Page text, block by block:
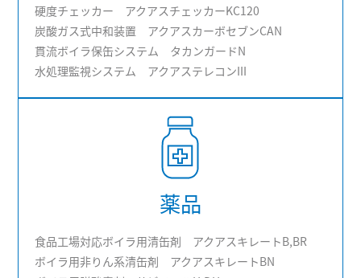
硬度チェッカー アクアスチェッカーKC120
炭酸ガス式中和装置 アクアスカーボセブンCAN
貫流ボイラ保缶システム タカンガードN
水処理監視システム アクアステレコンIII
薬品
食品工場対応ボイラ用清缶剤 アクアスキレートB,BR
ボイラ用非りん系清缶剤 アクアスキレートBN